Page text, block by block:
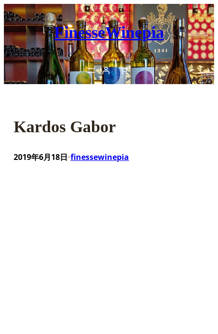
内
容
を
ス
キ
ッ
プ
FinesseWinepia
Kardos Gabor
2019年6月18日•finessewinepia